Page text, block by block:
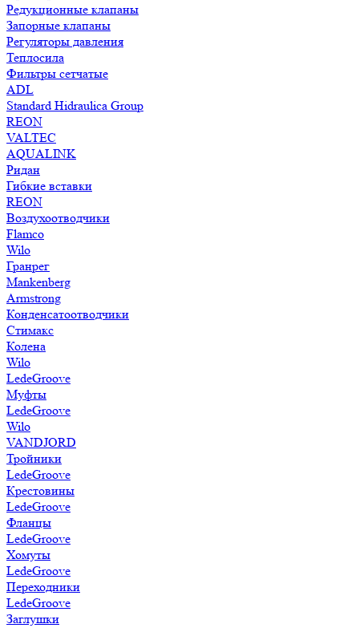
Редукционные клапаны
Запорные клапаны
Регуляторы давления
Теплосила
Фильтры сетчатые
ADL
Standard Hidraulica Group
REON
VALTEC
AQUALINK
Ридан
Гибкие вставки
REON
Воздухоотводчики
Flamco
Wilo
Гранрег
Mankenberg
Armstrong
Конденсатоотводчики
Стимакс
Колена
Wilo
LedeGroove
Муфты
LedeGroove
Wilo
VANDJORD
Тройники
LedeGroove
Крестовины
LedeGroove
Фланцы
LedeGroove
Хомуты
LedeGroove
Переходники
LedeGroove
Заглушки